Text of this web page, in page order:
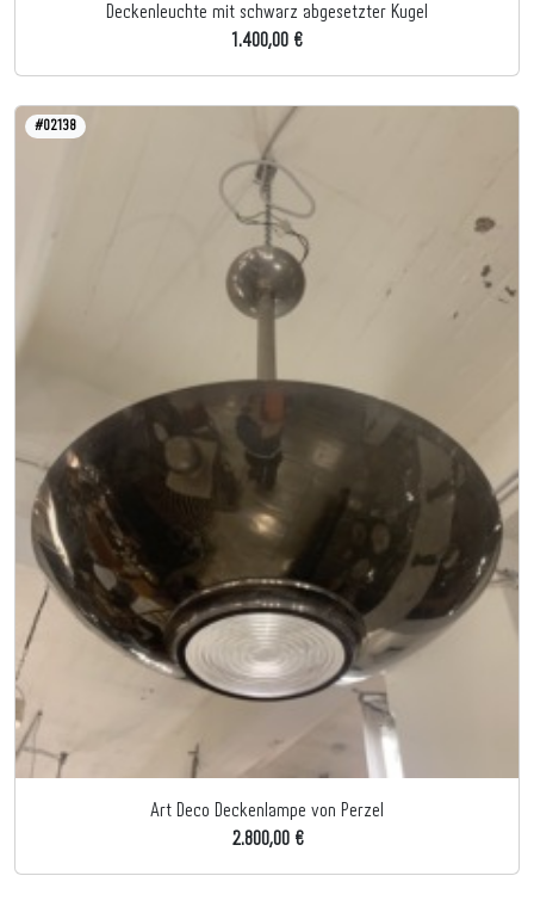
Deckenleuchte mit schwarz abgesetzter Kugel
1.400,00 €
#02138
Art Deco Deckenlampe von Perzel
2.800,00 €